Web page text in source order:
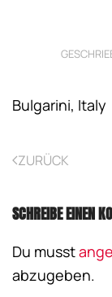
Bulgarini, Italy
ZURÜCK
SCHREIBE EINEN
Du musst
abzugeben.